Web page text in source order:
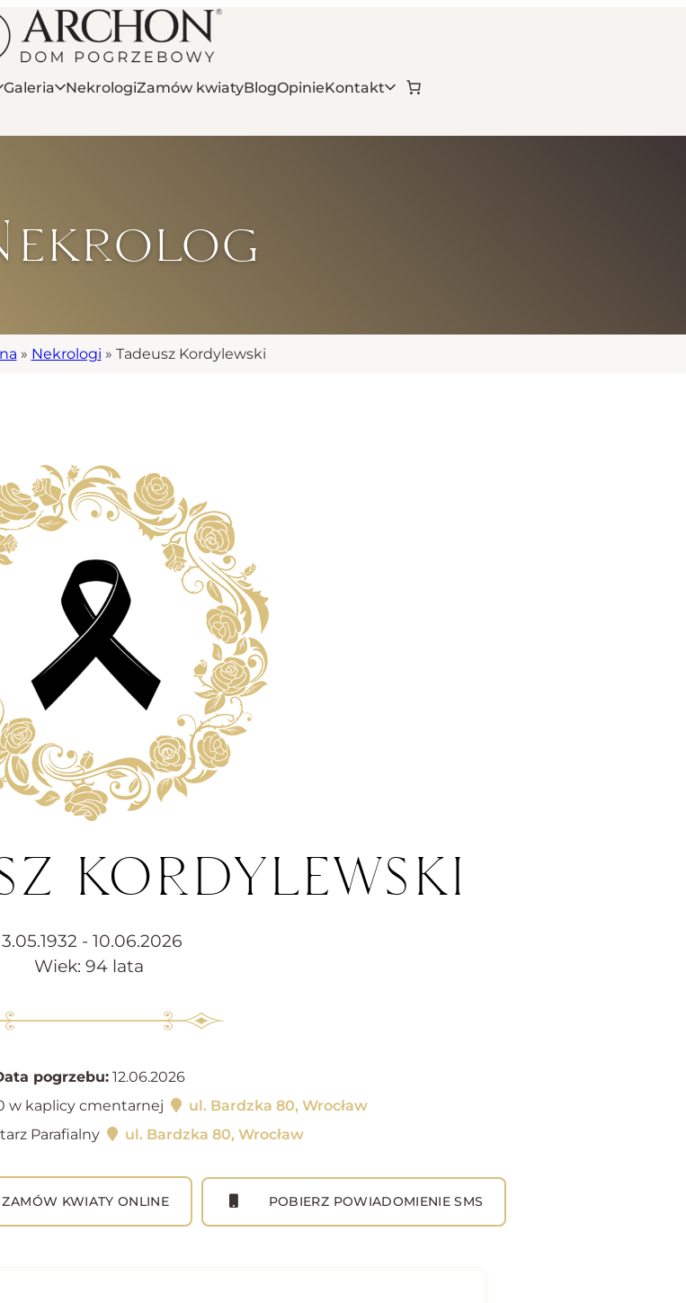
Galeria NekrologiZamów kwiatyBlogOpinieKontakt
» Nekrologi » Tadeusz Kordylewski
KORDYLEWSKI
- 10.06.2026
Wiek: 94 lata
pogrzebu: 12.06.2026
w kaplicy cmentarnej
ul. Bardzka 80, Wrocław
Parafialny ul. Bardzka 80, Wrocław
ZAMÓW KWIATY ONLINE POBIERZ POWIADOMIENIE SMS